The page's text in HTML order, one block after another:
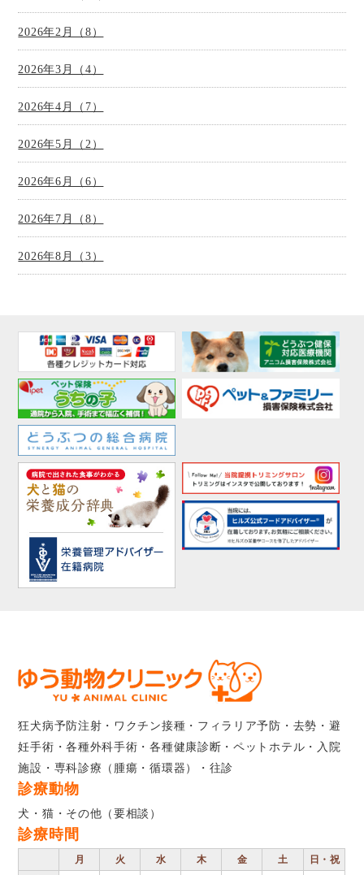
2026年2月（8）
2026年3月（4）
2026年4月（7）
2026年5月（2）
2026年6月（6）
2026年7月（8）
2026年8月（3）
狂犬病予防注射・ワクチン接種・フィラリア予防・去勢・避
妊手術・各種外科手術・各種健康診断・ペットホテル・入院
施設・専科診療（腫瘍・循環器）・往診
診療動物
犬・猫・その他（要相談）
診療時間
月 火 水 木 金 土
日・祝